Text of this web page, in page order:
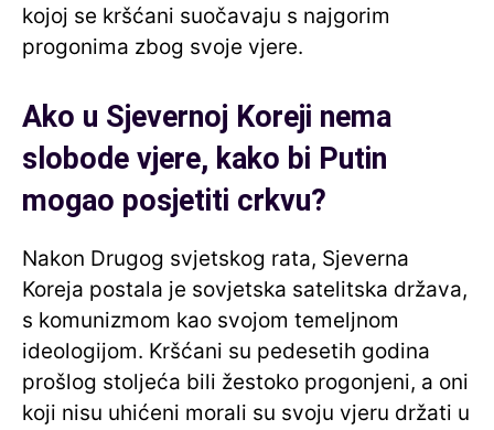
kojoj se kršćani suočavaju s najgorim
progonima zbog svoje vjere.
Ako u Sjevernoj Koreji nema
slobode vjere, kako bi Putin
mogao posjetiti crkvu?
Nakon Drugog svjetskog rata, Sjeverna
Koreja postala je sovjetska satelitska država,
s komunizmom kao svojom temeljnom
ideologijom. Kršćani su pedesetih godina
prošlog stoljeća bili žestoko progonjeni, a oni
koji nisu uhićeni morali su svoju vjeru držati u